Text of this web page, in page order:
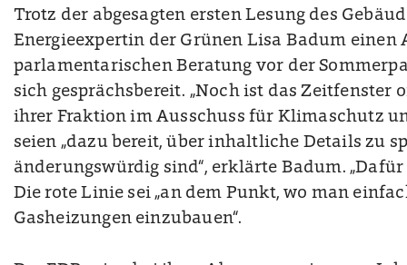
Trotz der abgesagten ersten Lesung des
Energieexpertin der Grünen Lisa Badum einen
parlamentarischen Beratung vor der
sich gesprächsbereit. „Noch ist das Zeitfenster
ihrer Fraktion im Ausschuss für Klimaschutz
seien „dazu bereit, über inhaltliche Details zu
änderungswürdig sind“, erklärte Badum.
Die rote Linie sei „an dem Punkt, wo man
Gasheizungen einzubauen“.